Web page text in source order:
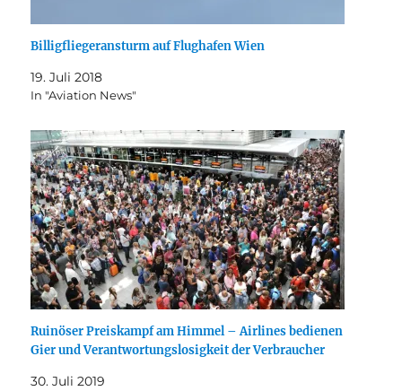
Billigfliegeransturm auf Flughafen Wien
19. Juli 2018
In "Aviation News"
Ruinöser Preiskampf am Himmel – Airlines bedienen
Gier und Verantwortungslosigkeit der Verbraucher
30. Juli 2019